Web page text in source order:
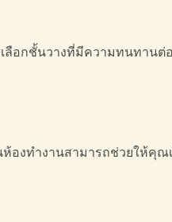
เลือกชั้นวางที่มีความทนทาน
งทำงานสามารถช่วยให้คุณเ